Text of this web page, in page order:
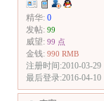
精华: 0
发帖: 99
威望: 99 点
金钱: 990 RMB
注册时间:2010-03-29
最后登录:2016-04-10